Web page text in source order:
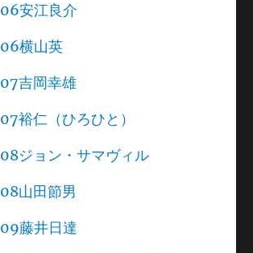
06安江良介
06横山英
07吉岡幸雄
07裕仁（ひろひと）
08ジョン・サマヴィル
08山田節男
09藤井日達